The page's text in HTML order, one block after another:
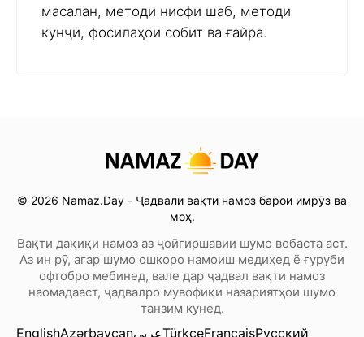
масалан, методи нисфи шаб, методи
кунҷӣ, фосилаҳои собит ва ғайра.
© 2026 Namaz.Day - Ҷадвали вақти намоз барои имрӯз ва
моҳ.
Вақти дақиқи намоз аз ҷойгиршавии шумо вобаста аст.
Аз ин рӯ, агар шумо ошкоро намоиш медиҳед ё ғуруби
офтобро мебинед, вале дар ҷадвал вақти намоз
наомадааст, ҷадвалро мувофиқи назариятҳои шумо
танзим кунед.
EnglishAzərbaycanعربيTürkçeFrançaisРусский